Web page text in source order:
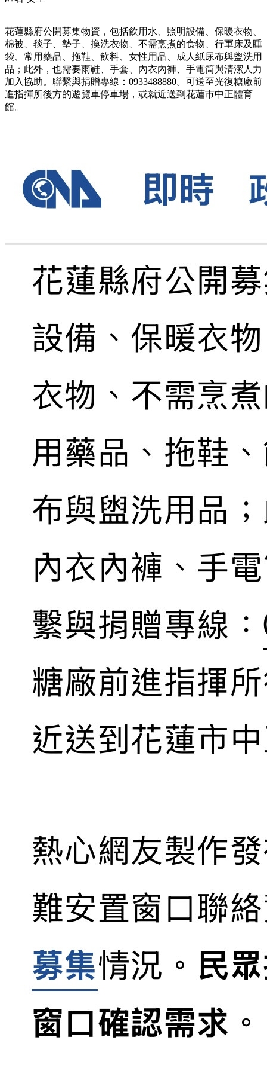
花蓮縣府公開募集物資，包括飲用水、照明設備、保暖衣物、
棉被、毯子、墊子、換洗衣物、不需烹煮的食物、行軍床及睡
袋、常用藥品、拖鞋、飲料、女性用品、成人紙尿布與盥洗用
品；此外，也需要雨鞋、手套、內衣內褲、手電筒與清潔人力
加入協助。聯繫與捐贈專線：0933488880。可送至光復糖廠前
進指揮所後方的遊覽車停車場，或就近送到花蓮市中正體育
館。